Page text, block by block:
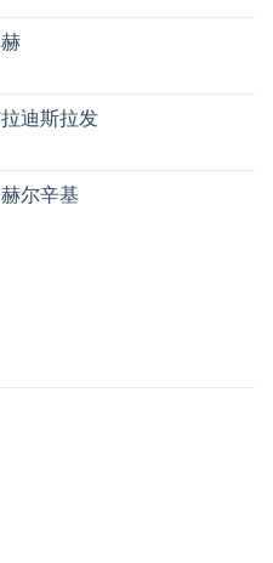
迪斯拉发
尔辛基